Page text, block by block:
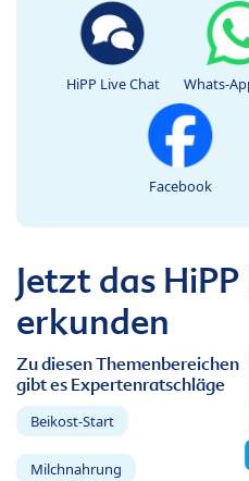
HiPP Live Chat Whats-
Facebook
Jetzt das
erkunden
Zu diesen Themenbereichen
gibt es Expertenratschläge
Beikost-Start
Milchnahrung